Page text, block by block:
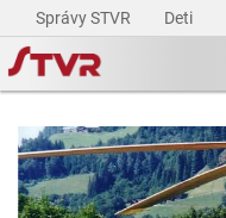
Správy STVR Deti